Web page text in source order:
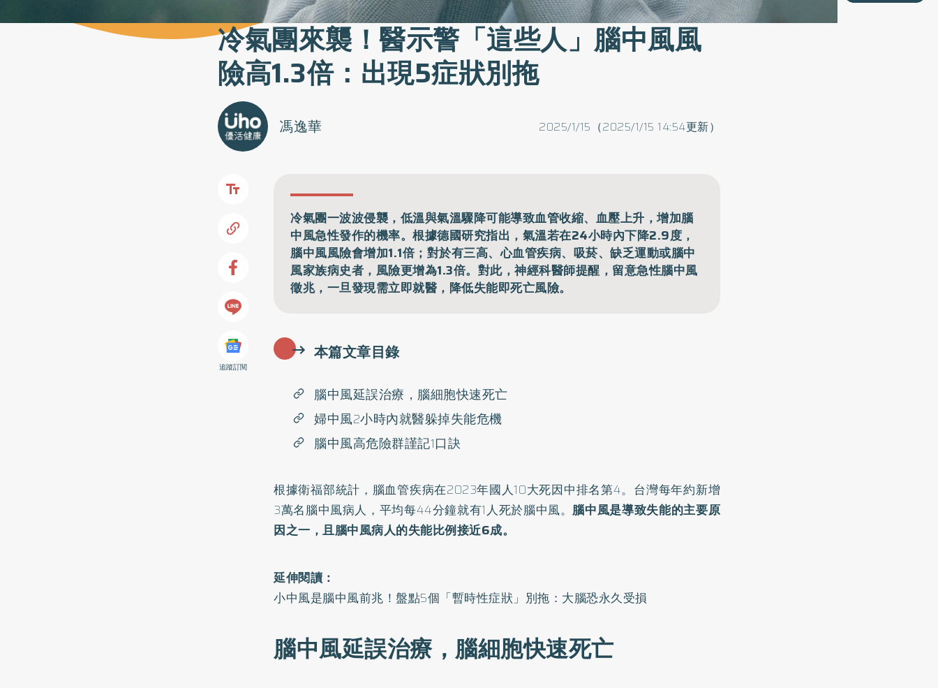
冷氣團來襲！醫示警「這些人」腦中風風
險高1.3倍：出現5症狀別拖
2025/1/15（2025/1/15 14:54更新）
馮逸華
追蹤訂閱
冷氣團一波波侵襲，低溫與氣溫驟降可能導致血管收縮、血壓上升，增加腦
中風急性發作的機率。根據德國研究指出，氣溫若在24小時內下降2.9度，
腦中風風險會增加1.1倍；對於有三高、心血管疾病、吸菸、缺乏運動或腦中
風家族病史者，風險更增為1.3倍。對此，神經科醫師提醒，留意急性腦中風
徵兆，一旦發現需立即就醫，降低失能即死亡風險。
本篇文章目錄
腦中風延誤治療，腦細胞快速死亡
婦中風2小時內就醫躲掉失能危機
腦中風高危險群謹記1口訣
根據衛福部統計，腦血管疾病在2023年國人10大死因中排名第4。台灣每年約新增
3萬名腦中風病人，平均每44分鐘就有1人死於腦中風。腦中風是導致失能的主要原
因之一，且腦中風病人的失能比例接近6成。
延伸閱讀：
小中風是腦中風前兆！盤點5個「暫時性症狀」別拖：大腦恐永久受損
腦中風延誤治療，腦細胞快速死亡